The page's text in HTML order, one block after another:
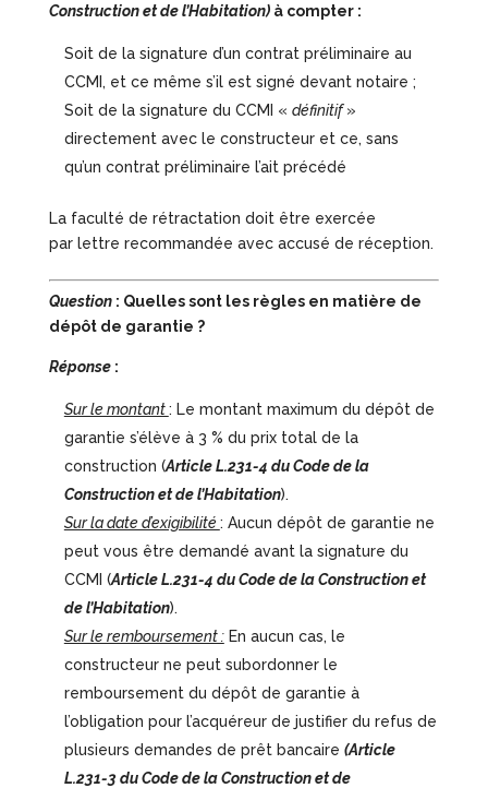
Construction et de l’Habitation) à compter :
Soit de la signature d’un contrat préliminaire au
CCMI, et ce même s’il est signé devant notaire ;
Soit de la signature du CCMI « définitif»
directement avec le constructeur et ce, sans
qu’un contrat préliminaire l’ait précédé
La faculté de rétractation doit être exercée
par lettre recommandée avec accusé de réception.
Question: Quelles sont les règles en matière de
dépôt de garantie ?
Réponse:
Sur le montant: Le montant maximum du dépôt de
garantie s’élève à 3 % du prix total de la
construction (Article L.231-4 du Code de la
Construction et de l’Habitation).
Sur la date d’exigibilité: Aucun dépôt de garantie ne
peut vous être demandé avant la signature du
CCMI (Article L.231-4 du Code de la Construction et
de l’Habitation).
Sur le remboursement :En aucun cas, le
constructeur ne peut subordonner le
remboursement du dépôt de garantie à
l’obligation pour l’acquéreur de justifier du refus de
plusieurs demandes de prêt bancaire (Article
L.231-3 du Code de la Construction et de